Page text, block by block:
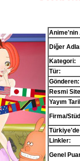
Anime'nin
Diğer
Kategori:
Tür:
Gönderen:
Resmi
Yayım
Firma/
Linkler:
Genel